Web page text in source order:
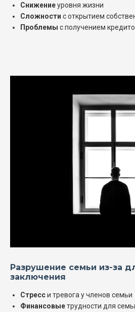
Снижениеуровня жизни
Сложности с открытием
Проблемы с получением
Разрушение семьи из-за
заключения
Стресси тревога у членов семьи
Финансовыетрудности для